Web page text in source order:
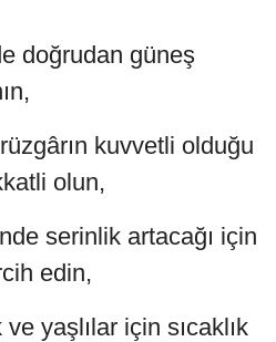
doğrudan güneş
kuvvetli olduğu
olun,
serinlik artacağı için
edin,
yaşlılar için sıcaklık